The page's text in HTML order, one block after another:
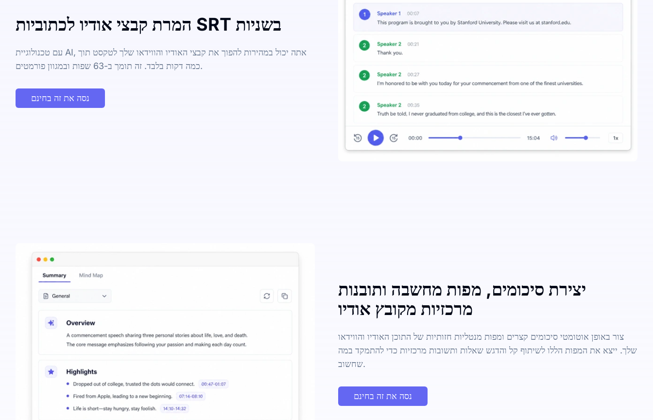
המרת קבצי אודיו לכתוביות SRT בשניות
עם טכנולוגיית AI, אתה יכול במהירות להפוך את קבצי האודיו והווידאו שלך לטקסט תוך
כמה דקות בלבד. זה תומך ב-63 שפות ובמגוון פורמטים.
נסה את זה בחינם
יצירת סיכומים, מפות מחשבה ותובנות
מרכזיות מקובץ אודיו
צור באופן אוטומטי סיכומים קצרים ומפות מנטליות חזותיות של התוכן האודיו והווידאו
שלך. ייצא את המפות הללו לשיתוף קל והדגש שאלות ותשובות מרכזיות כדי להתמקד במה
שחשוב.
נסה את זה בחינם